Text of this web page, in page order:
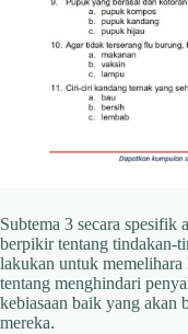
Subtema 3 secara spesifik
berpikir tentang tindakan-
lakukan untuk
tentang menghindari
kebiasaan baik yang akan
mereka.